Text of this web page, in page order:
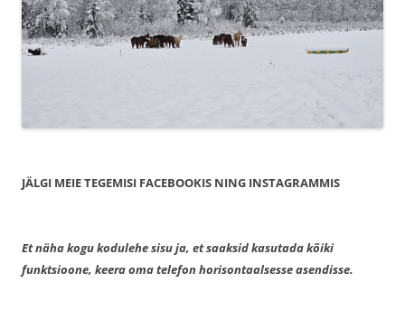
JÄLGI MEIE TEGEMISI FACEBOOKIS NING INSTAGRAMMIS
Et näha kogu kodulehe sisu ja, et saaksid kasutada kõiki
funktsioone, keera oma telefon horisontaalsesse asendisse.